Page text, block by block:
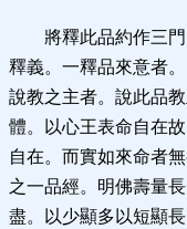
將釋此品約作三
釋義。一釋品來意者
說教之主者。說此品
體。以心王表命自在
自在。而實如來命者
之一品經。明佛壽量
盡。以少顯多以短顯